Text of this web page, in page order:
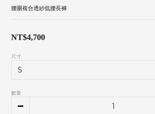
腰圍複合透紗低腰長褲
NT$4,700
尺寸
數量